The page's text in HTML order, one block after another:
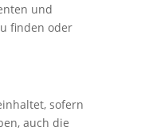
und
finden oder
sofern
auch die